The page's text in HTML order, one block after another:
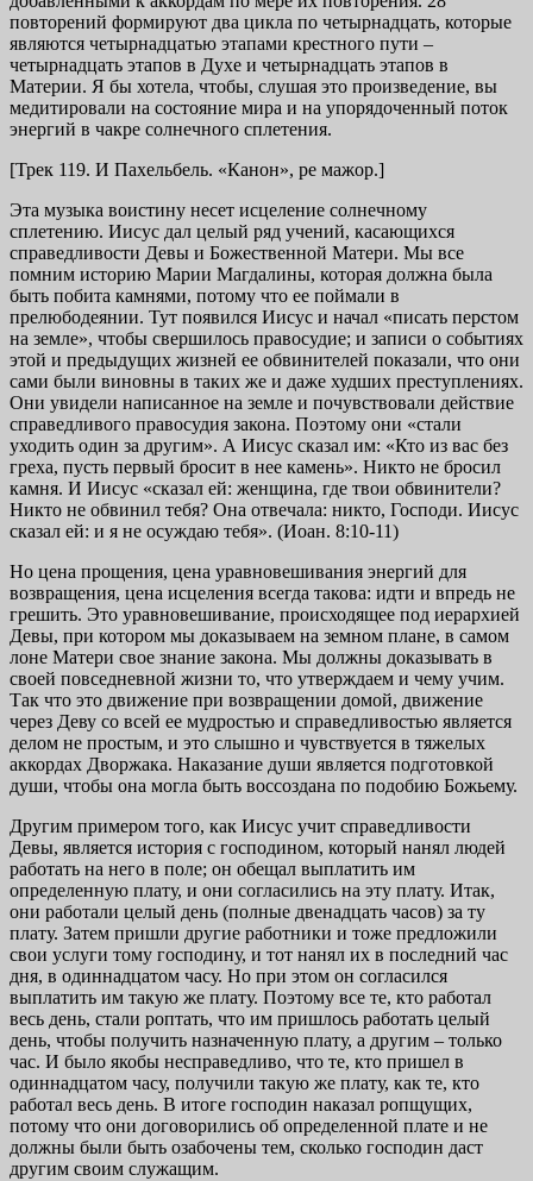
повторений формируют два цикла по четырнадцать, которые
являются четырнадцатью этапами крестного пути –
четырнадцать этапов в Духе и четырнадцать этапов в
Материи. Я бы хотела, чтобы, слушая это произведение, вы
медитировали на состояние мира и на упорядоченный поток
энергий в чакре солнечного сплетения.
[Трек 119. И Пахельбель. «Канон», ре мажор.]
Эта музыка воистину несет исцеление солнечному
сплетению. Иисус дал целый ряд учений, касающихся
справедливости Девы и Божественной Матери. Мы все
помним историю Марии Магдалины, которая должна была
быть побита камнями, потому что ее поймали в
прелюбодеянии. Тут появился Иисус и начал «писать перстом
на земле», чтобы свершилось правосудие; и записи о событиях
этой и предыдущих жизней ее обвинителей показали, что они
сами были виновны в таких же и даже худших преступлениях.
Они увидели написанное на земле и почувствовали действие
справедливого правосудия закона. Поэтому они «стали
уходить один за другим». А Иисус сказал им: «Кто из вас без
греха, пусть первый бросит в нее камень». Никто не бросил
камня. И Иисус «сказал ей: женщина, где твои обвинители?
Никто не обвинил тебя? Она отвечала: никто, Господи. Иисус
сказал ей: и я не осуждаю тебя». (Иоан. 8:10-11)
Но цена прощения, цена уравновешивания энергий для
возвращения, цена исцеления всегда такова: идти и впредь не
грешить. Это уравновешивание, происходящее под иерархией
Девы, при котором мы доказываем на земном плане, в самом
лоне Матери свое знание закона. Мы должны доказывать в
своей повседневной жизни то, что утверждаем и чему учим.
Так что это движение при возвращении домой, движение
через Деву со всей ее мудростью и справедливостью является
делом не простым, и это слышно и чувствуется в тяжелых
аккордах Дворжака. Наказание души является подготовкой
души, чтобы она могла быть воссоздана по подобию Божьему.
Другим примером того, как Иисус учит справедливости
Девы, является история с господином, который нанял людей
работать на него в поле; он обещал выплатить им
определенную плату, и они согласились на эту плату. Итак,
они работали целый день (полные двенадцать часов) за ту
плату. Затем пришли другие работники и тоже предложили
свои услуги тому господину, и тот нанял их в последний час
дня, в одиннадцатом часу. Но при этом он согласился
выплатить им такую же плату. Поэтому все те, кто работал
весь день, стали роптать, что им пришлось работать целый
день, чтобы получить назначенную плату, а другим – только
час. И было якобы несправедливо, что те, кто пришел в
одиннадцатом часу, получили такую же плату, как те, кто
работал весь день. В итоге господин наказал ропщущих,
потому что они договорились об определенной плате и не
должны были быть озабочены тем, сколько господин даст
другим своим служащим.